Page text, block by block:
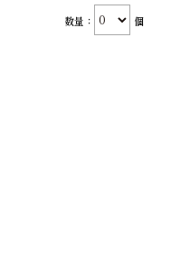
数量： 個